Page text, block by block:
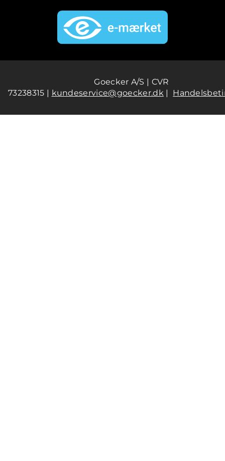
Goecker A/S | CVR
73238315 | kundeservice@goecker.dk |